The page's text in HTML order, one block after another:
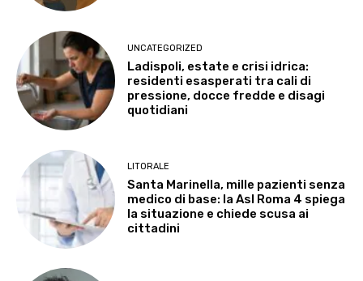
UNCATEGORIZED
Ladispoli, estate e crisi idrica:
residenti esasperati tra cali di
pressione, docce fredde e disagi
quotidiani
LITORALE
Santa Marinella, mille pazienti senza
medico di base: la Asl Roma 4 spiega
la situazione e chiede scusa ai
cittadini